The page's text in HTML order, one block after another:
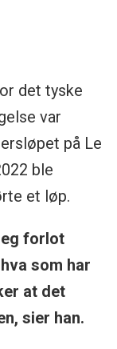
det tyske
var
på Le
ble
et løp.
forlot
som har
at det
sier han.